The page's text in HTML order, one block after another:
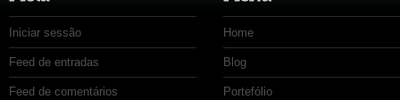
Iniciar sessão
Feed de entradas
Feed de comentários
Home
Blog
Portefólio